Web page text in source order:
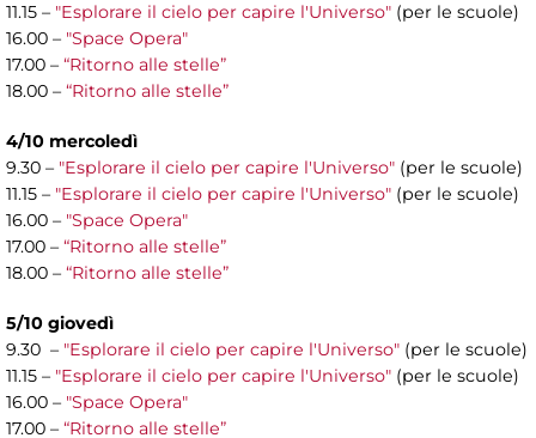
11.15 – "Esplorare il cielo per capire l'Universo" (per le scuole)
16.00 – "Space Opera"
17.00 – “Ritorno alle stelle”
18.00 – “Ritorno alle stelle”
4/10 mercoledì
9.30 – "Esplorare il cielo per capire l'Universo" (per le scuole)
11.15 – "Esplorare il cielo per capire l'Universo" (per le scuole)
16.00 – "Space Opera"
17.00 – “Ritorno alle stelle”
18.00 – “Ritorno alle stelle”
5/10 giovedì
9.30 – "Esplorare il cielo per capire l'Universo" (per le scuole)
11.15 – "Esplorare il cielo per capire l'Universo" (per le scuole)
16.00 – "Space Opera"
17.00 – “Ritorno alle stelle”